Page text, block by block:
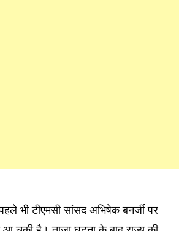
भी टीएमसी सांसद अभिषेक बनर्जी पर